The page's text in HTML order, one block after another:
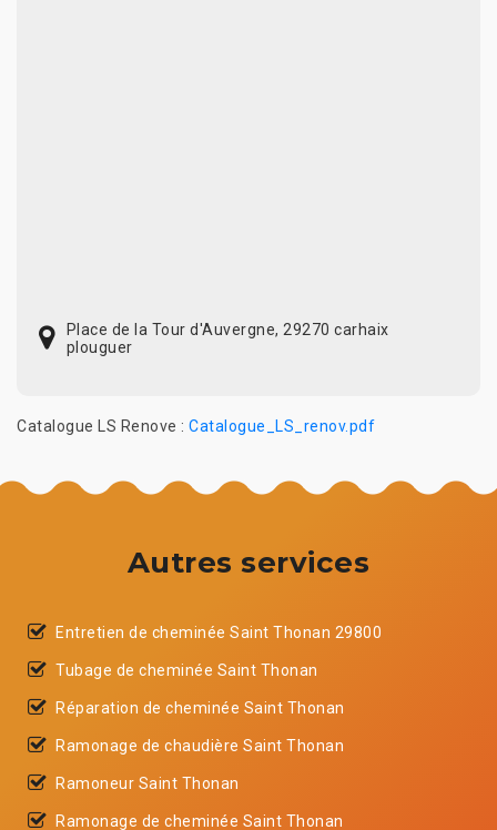
Place de la Tour d'Auvergne, 29270 carhaix
plouguer
Catalogue LS Renove : Catalogue_LS_renov.pdf
Autres services
Entretien de cheminée Saint Thonan 29800
Tubage de cheminée Saint Thonan
Réparation de cheminée Saint Thonan
Ramonage de chaudière Saint Thonan
Ramoneur Saint Thonan
Ramonage de cheminée Saint Thonan